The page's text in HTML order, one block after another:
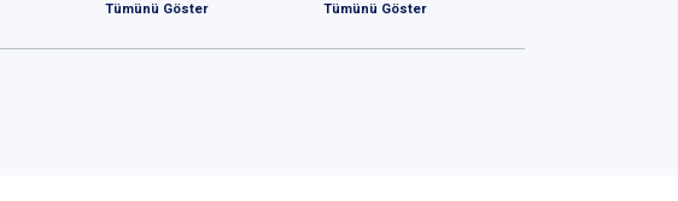
Tümünü Göster Tümünü Göster